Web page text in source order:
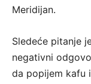
Meridijan.
Sledeće pitanje
negativni
da popijem kafu